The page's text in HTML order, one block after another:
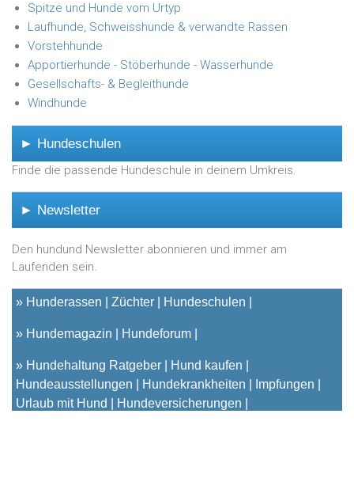
Spitze und Hunde vom Urtyp
Laufhunde, Schweisshunde & verwandte Rassen
Vorstehhunde
Apportierhunde - Stöberhunde - Wasserhunde
Gesellschafts- & Begleithunde
Windhunde
► Hundeschulen
Finde die passende Hundeschule in deinem Umkreis.
► Newsletter
Den hundund Newsletter abonnieren und immer am
Laufenden sein.
» Hunderassen Züchter Hundeschulen
» Hundemagazin Hundeforum
» Hundehaltung Ratgeber
Hund kaufen
Hundeausstellungen
Hundekrankheiten
Impfungen
Urlaub mit Hund
Hundeversicherungen